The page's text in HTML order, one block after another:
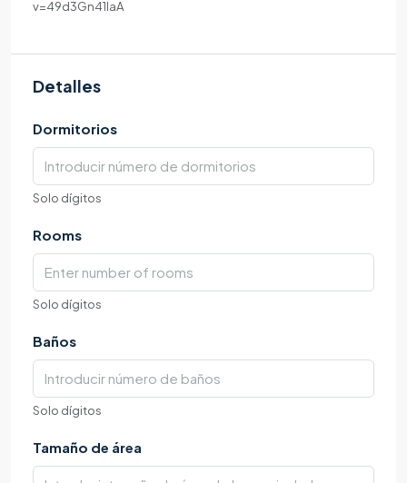
v=49d3Gn41IaA
Detalles
Dormitorios
Solo dígitos
Rooms
Solo dígitos
Baños
Solo dígitos
Tamaño de área